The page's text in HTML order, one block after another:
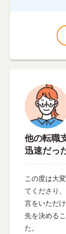
他の転職
迅速だっ
この度は大
てくださり
言をいただ
先を決める
た。